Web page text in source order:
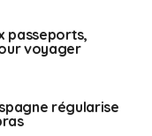
passeports,
voyager
régularise